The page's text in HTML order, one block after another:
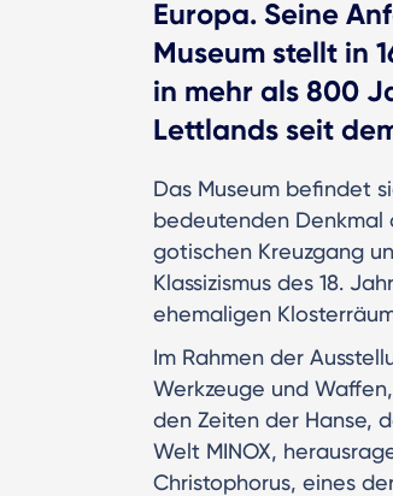
Europa. Seine
Museum stellt in
in mehr als 800
Lettlands seit
Das Museum befindet
bedeutenden Denkmal
gotischen Kreuzgang
Klassizismus des 18.
ehemaligen
Im Rahmen der
Werkzeuge und
den Zeiten der Hanse,
Welt MINOX,
Christophorus, eines